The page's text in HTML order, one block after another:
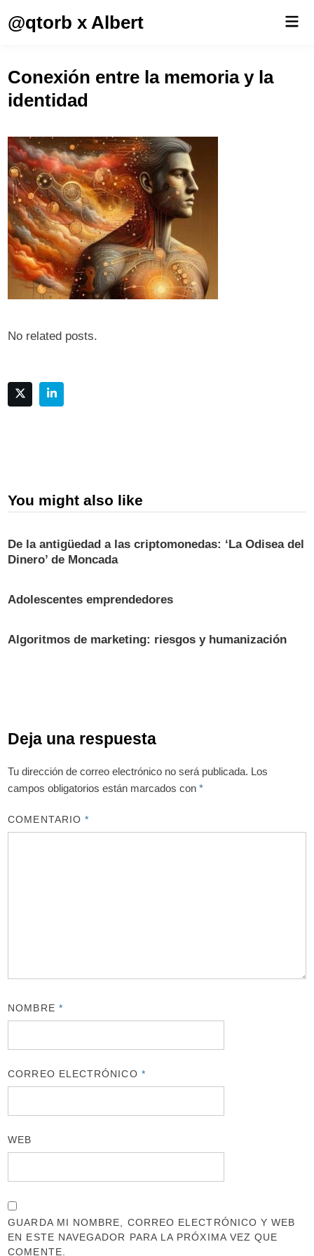
@qtorb x Albert
Conexión entre la memoria y la
identidad
No related posts.
You might also like
De la antigüedad a las criptomonedas: ‘La Odisea del
Dinero’ de Moncada
Adolescentes emprendedores
Algoritmos de marketing: riesgos y humanización
Deja una respuesta
Tu dirección de correo electrónico no será publicada. Los
campos obligatorios están marcados con*
COMENTARIO*
NOMBRE *
CORREO ELECTRÓNICO *
WEB
GUARDA MI NOMBRE, CORREO ELECTRÓNICO Y WEB
EN ESTE NAVEGADOR PARA LA PRÓXIMA VEZ QUE
COMENTE.